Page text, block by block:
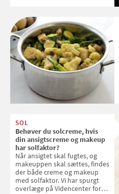
SOL
Behøver du solcreme, hvis
din ansigtscreme og makeup
har solfaktor?
Når ansigtet skal fugtes, og
makeuppen skal sættes, findes
der både creme og makeup
med solfaktor. Vi har spurgt
overlæge på Videncenter for